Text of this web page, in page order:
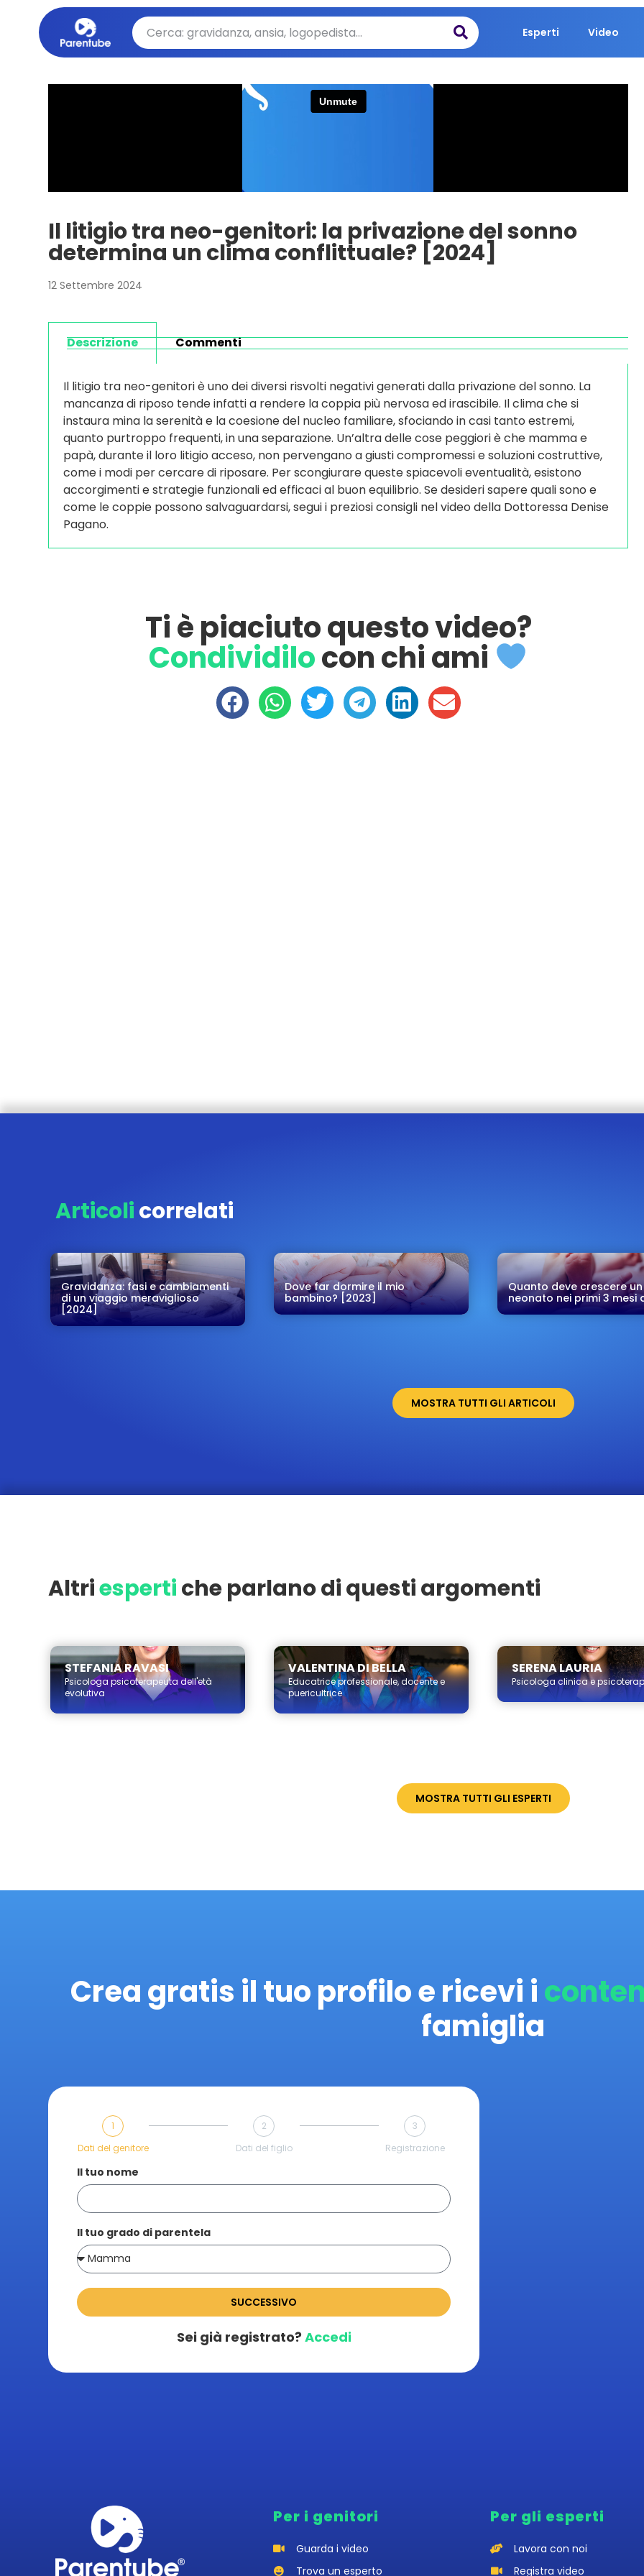
Esperti Video
Il litigio tra neo-genitori: la privazione del sonno
determina un clima conflittuale? [2024]
12 Settembre 2024
Descrizione Commenti
Il litigio tra neo-genitori è uno dei diversi risvolti negativi generati dalla privazione del sonno. La
mancanza di riposo tende infatti a rendere la coppia più nervosa ed irascibile. Il clima che si
instaura mina la serenità e la coesione del nucleo familiare, sfociando in casi tanto estremi,
quanto purtroppo frequenti, in una separazione. Un’altra delle cose peggiori è che mamma e
papà, durante il loro litigio acceso, non pervengano a giusti compromessi e soluzioni costruttive,
come i modi per cercare di riposare. Per scongiurare queste spiacevoli eventualità, esistono
accorgimenti e strategie funzionali ed efficaci al buon equilibrio. Se desideri sapere quali sono e
come le coppie possono salvaguardarsi, segui i preziosi consigli nel video della Dottoressa Denise
Pagano.
Ti è piaciuto questo video?
Condividilocon chi ami
Articolicorrelati
Gravidanza: fasi e cambiamenti
di un viaggio meraviglioso
[2024]
Dove far dormire il mio
bambino? [2023]
Quanto deve crescere un
neonato nei primi 3 mesi
MOSTRA TUTTI GLI ARTICOLI
Altriespertiche parlano di questi argomenti
STEFANIA RAVASI
Psicologa psicoterapeuta dell'età
evolutiva
VALENTINA DI BELLA
Educatrice professionale, docente e
puericultrice
SERENA LAURIA
Psicologa clinica e
MOSTRA TUTTI GLI ESPERTI
Crea gratis il tuo profilo e ricevi i
famiglia
1
Dati del genitore
2
Dati del figlio
3
Registrazione
Il tuo nome
Il tuo grado di parentela
SUCCESSIVO
Sei già registrato? Accedi
Per i genitori
Guarda i video
Trova un esperto
Per gli esperti
Lavora con noi
Registra video